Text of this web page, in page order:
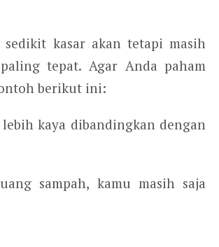
kasar akan tetapi masih
tepat. Agar Anda paham
berikut ini:
kaya dibandingkan dengan
sampah, kamu masih saja